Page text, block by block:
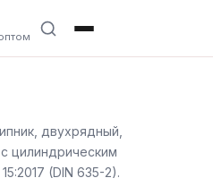
двухрядный,
цилиндрическим
(DIN 635-2).